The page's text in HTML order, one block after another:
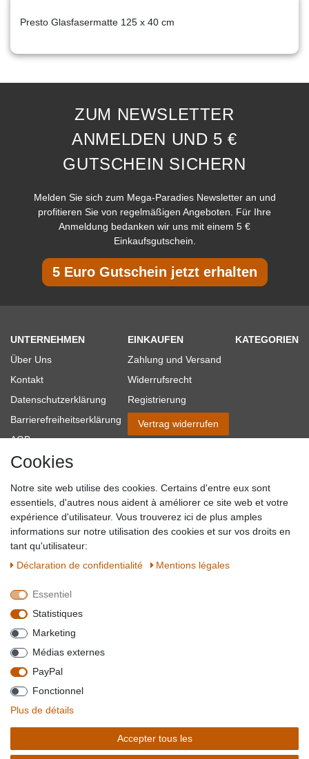
Presto Glasfasermatte 125 x 40 cm
ZUM NEWSLETTER
ANMELDEN UND 5 €
GUTSCHEIN SICHERN
Melden Sie sich zum Mega-Paradies Newsletter an und
profitieren Sie von regelmäßigen Angeboten. Für Ihre
Anmeldung bedanken wir uns mit einem 5 €
Einkaufsgutschein.
5 Euro Gutschein jetzt erhalten
UNTERNEHMEN
Über Uns
Kontakt
Datenschutzerklärung
Barrierefreiheitserklärung
AGB
Impressum
Blog
EINKAUFEN
Zahlung und Versand
Widerrufsrecht
Registrierung
Vertrag widerrufen
KATEGORIEN
SICHER EINKAUFEN
QUALITÄT
BESUCHEN SIE UNS AUF
WIR AKZEPTIEREN
*Alle Preise verstehen sich inkl. MwSt. zzgl. Versandkosten. **Gilt für Lieferungen
innerhalb deutschlands, Lieferzeiten für andere Länder entnehmen Sie bitte der
Schaltfäche mit denVersandinformationen. *** Bei den ausgewiesenen Versandkosten
handelt es sich um die StandardVersandkostenfür Deutschland, diese ändern sich je
nach Auswahl Ihres Lieferlandes.
Cookies
Notre site web utilise des cookies. Certains d'entre eux sont
essentiels, d'autres nous aident à améliorer ce site web et votre
expérience d'utilisateur. Vous trouverez ici de plus amples
informations sur notre utilisation des cookies et sur vos droits en
tant qu'utilisateur:
Déclaration de confidentialité
Mentions légales
Essentiel
Statistiques
Marketing
Médias externes
PayPal
Fonctionnel
Plus de détails
Accepter tous les